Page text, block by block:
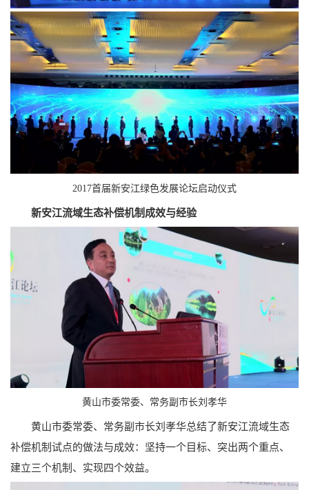
2017首届新安江绿色发展论坛启动仪式
新安江流域生态补偿机制成效与经验
黄山市委常委、常务副市长刘孝华
黄山市委常委、常务副市长刘孝华总结了新安江流域生态
补偿机制试点的做法与成效：坚持一个目标、突出两个重点、
建立三个机制、实现四个效益。